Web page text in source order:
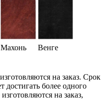
Махонь Венге
на заказ. Срок
достигать более одного
на заказ,